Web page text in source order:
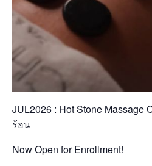
JUL2026 : Hot Stone
ร้อน
Now Open for Enrollment!